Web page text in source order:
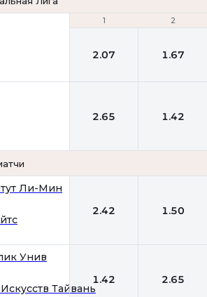
1 2
1 2
2.07 1.67
2.65 1.42
Ли-Мин
2.42 1.50
Унив
Тайвань
1.42 2.65